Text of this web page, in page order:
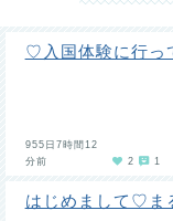
♡入国体験に行っ
955日7時間12
分前
2 1
はじめまして♡ま